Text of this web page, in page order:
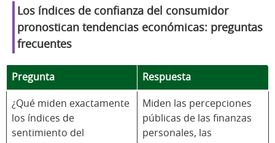
Los índices de confianza del consumidor
pronostican tendencias económicas: preguntas
frecuentes
Pregunta Respuesta
¿Qué miden exactamente
los índices de
sentimiento del
Miden las percepciones
públicas de las finanzas
personales, las